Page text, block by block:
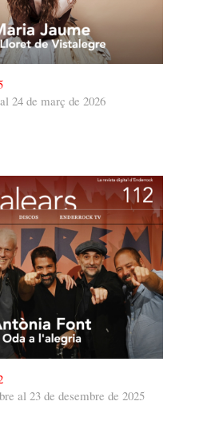
24 de març de 2026
al 23 de desembre de 2025